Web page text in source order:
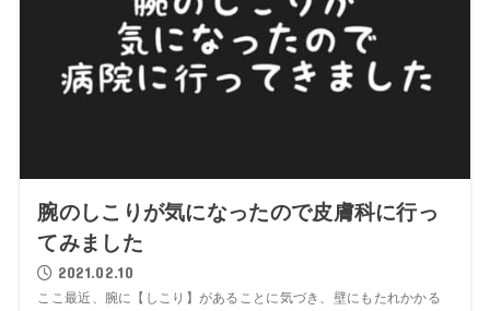
腕のしこりが気になったので皮膚科に行っ
てみました
2021.02.10
ここ最近、腕に【しこり】があることに気づき、壁にもたれかかる